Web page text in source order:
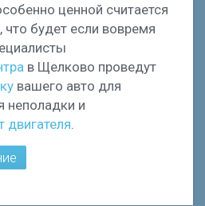
ценной считается
будет если вовремя
в Щелково проведут
вашего авто для
неполадки и
двигателя